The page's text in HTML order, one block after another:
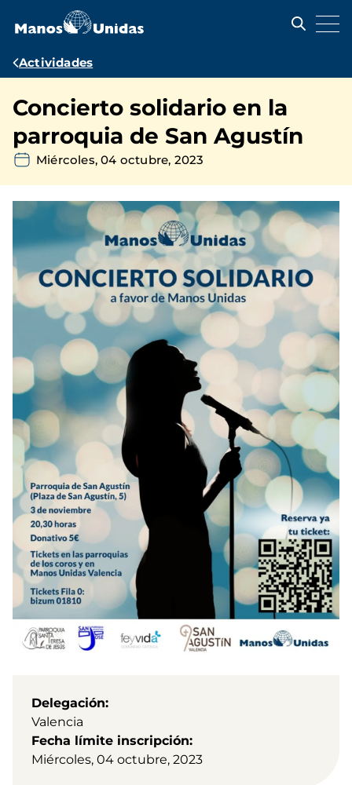
contenido
Ruta
navegación
Actividades
Concierto solidario en la
parroquia de San Agustín
Miércoles, 04 octubre, 2023
Delegación
Valencia
Fecha límite inscripción
Miércoles, 04 octubre, 2023